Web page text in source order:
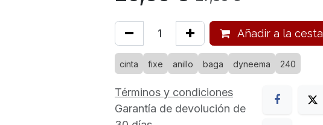
Añadir a la cesta
cinta fixe anillo baga dyneema 240
Términos y condiciones
Garantía de devolución de